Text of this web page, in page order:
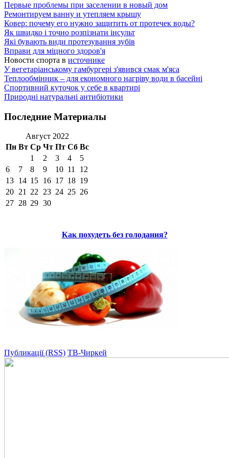
Первые проблемы при заселении в новый дом
Ремонтируем ванну и утепляем крышу
Ковер: почему его нужно защитить от протечек воды?
Як швидко і точно розпізнати інсульт
Які бувають види протезування зубів
Вправи для міцного здоров'я
Новости спорта в источнике
У вегетаріанському гамбургері з'явився смак м'яса
Теплообмінник – для економного нагріву води в басейні
Спортивний куточок у себе в квартирі
Природні натуральні антибіотики
Последние Материалы
Август 2022
Пн Вт Ср Чт Пт Сб Вс
1
2 3 4
5
6
7 8 9 10 11
12
13 14 15 16 17 18 19
20 21 22 23 24 25 26
27 28 29 30
Как похудеть без голодания?
Публикації (RSS) ТВ-Чиркей